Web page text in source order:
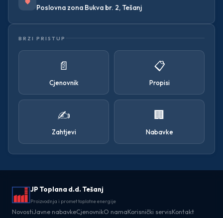
Poslovna zona Bukva br. 2, Tešanj
BRZI PRISTUP
📄
Cjenovnik
📋
Propisi
✍️
Zahtjevi
🏢
Nabavke
JP Toplana d.d. Tešanj
Proizvodnja i promet toplotne energije
NovostiJavne nabavkeCjenovnikO namaKorisnički servisKontakt